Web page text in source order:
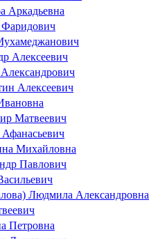
Аркадьевна
Фаридович
Алексеевич
Алексеевич
Матвеевич
Михайловна
Павлович
Людмила Александровна
Петровна